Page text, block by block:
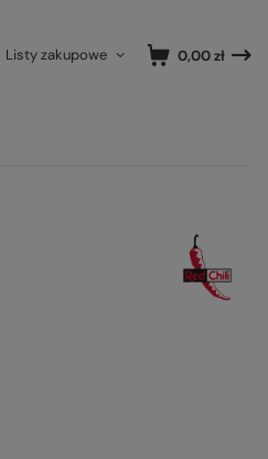
Listy zakupowe 0,00 zł